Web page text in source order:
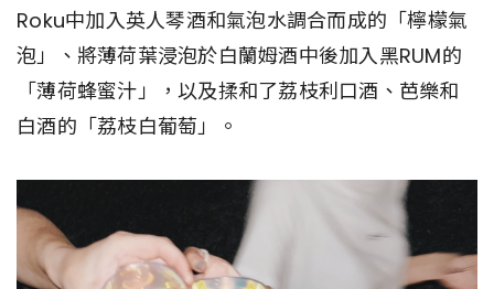
Roku中加入英人琴酒和氣泡水調合而成的「檸檬氣
泡」、將薄荷葉浸泡於白蘭姆酒中後加入黑RUM的
「薄荷蜂蜜汁」，以及揉和了荔枝利口酒、芭樂和
白酒的「荔枝白葡萄」。